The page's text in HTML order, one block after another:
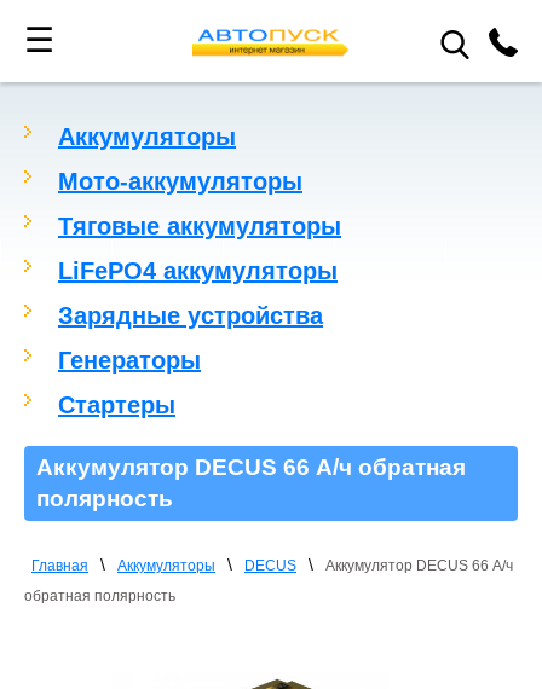
☰
Аккумуляторы
Мото-аккумуляторы
Тяговые аккумуляторы
LiFePO4 аккумуляторы
Зарядные устройства
Генераторы
Стартеры
Аккумулятор DECUS 66 А/ч обратная
полярность
Главная \ Аккумуляторы \ DECUS \
Аккумулятор DECUS 66 А/ч
обратная полярность